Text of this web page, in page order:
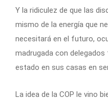
Y la ridiculez de que las
mismo de la energía que
necesitará en el futuro,
madrugada con
estado en sus casas en
La idea de la COP le vino